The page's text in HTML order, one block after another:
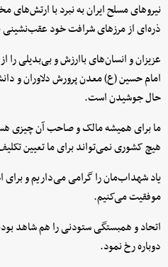
نیرو‌های مسلح ایران به نبرد با
ذره‌ای از مرز‌های شرافت خود عقب‌نشینی
عزیزان و انسان‌های باارزش و بی‌بدیلی
امام حسین (ع) معدن پرورش دلاوران و
حال جوشیدن است.
ما برای همیشه مالک و صاحب آن چیزی
هیچ کشوری نمی‌تواند برای ما تعیین
یاد شهداب‌مان را گرامی می‌داریم و برای
موفقیت می‌کنیم.
اتحاد و همبستگی ستودنی را هم شاهد
دوباره رخ نمود.